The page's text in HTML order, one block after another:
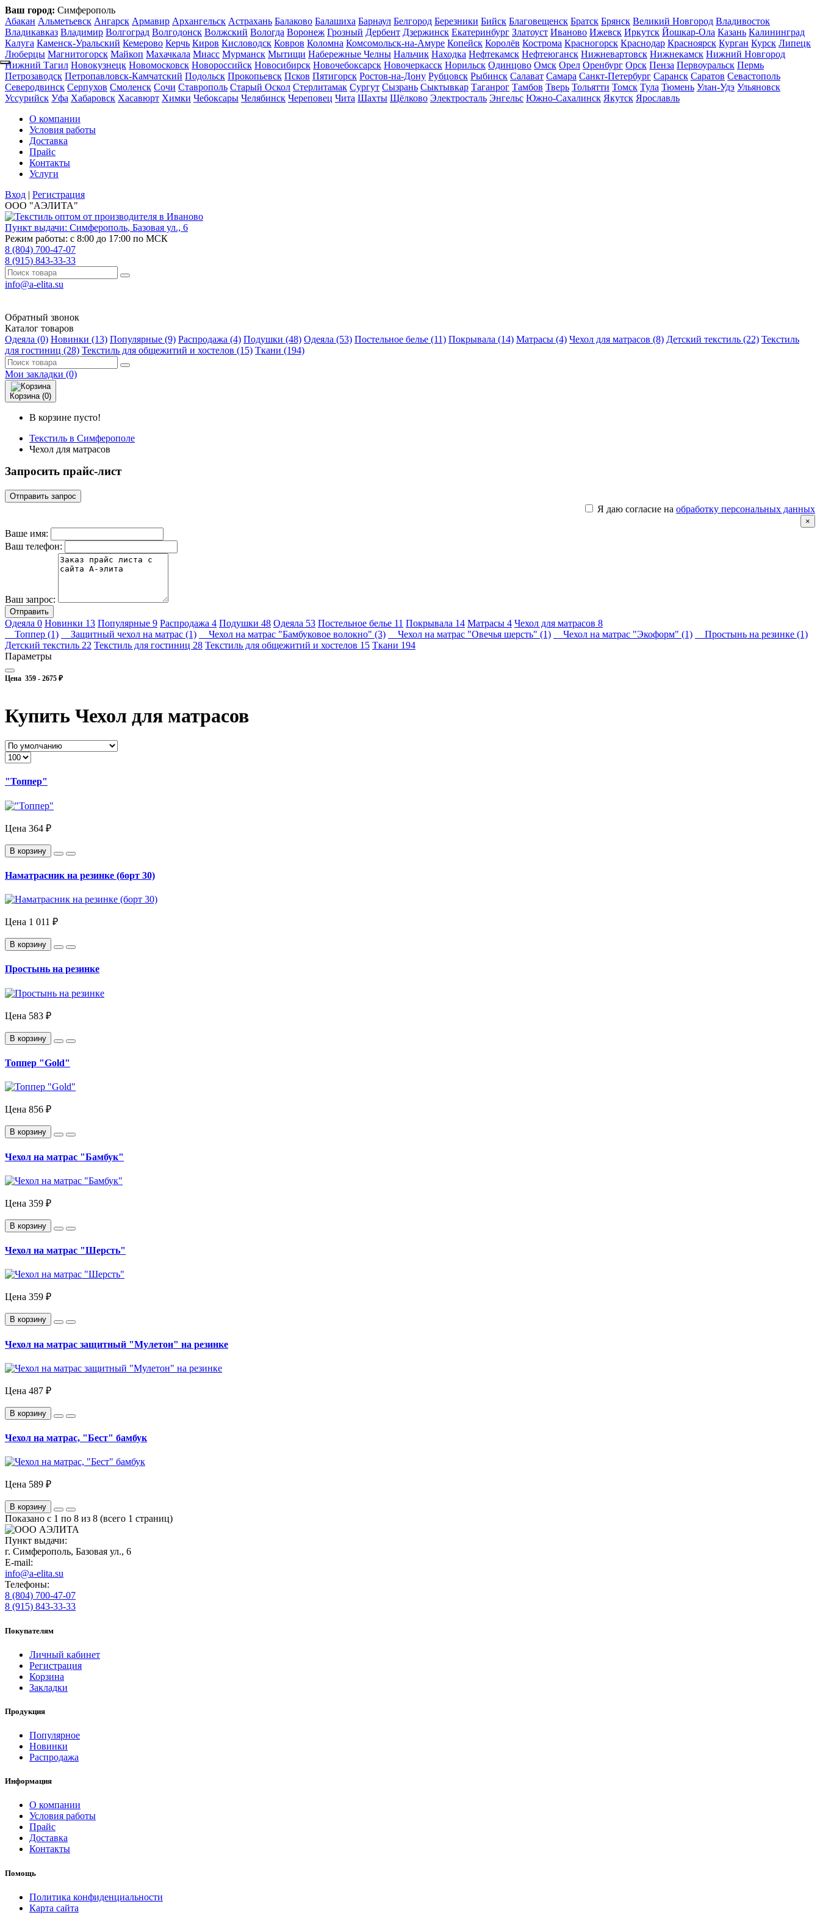
Ваш город: Симферополь
Абакан Альметьевск Ангарск Армавир Архангельск Астрахань Балаково Балашиха Барнаул Белгород Березники Бийск Благовещенск Братск Брянск Великий Новгород Владивосток
Владикавказ Владимир Волгоград Волгодонск Волжский Вологда Воронеж Грозный Дербент Дзержинск Екатеринбург Златоуст Иваново Ижевск Иркутск Йошкар-Ола Казань Калининград
Калуга Каменск-Уральский Кемерово Керчь Киров Кисловодск Ковров Коломна Комсомольск-на-Амуре Копейск Королёв Кострома Красногорск Краснодар Красноярск Курган Курск Липецк
Люберцы Магнитогорск Майкоп Махачкала Миасс Мурманск Мытищи Набережные Челны Нальчик Находка Нефтекамск Нефтеюганск Нижневартовск Нижнекамск Нижний Новгород
Нижний Тагил Новокузнецк Новомосковск Новороссийск Новосибирск Новочебоксарск Новочеркасск Норильск Одинцово Омск Орел Оренбург Орск Пенза Первоуральск Пермь
Петрозаводск Петропавловск-Камчатский Подольск Прокопьевск Псков Пятигорск Ростов-на-Дону Рубцовск Рыбинск Салават Самара Санкт-Петербург Саранск Саратов Севастополь
Северодвинск Серпухов Смоленск Сочи Ставрополь Старый Оскол Стерлитамак Сургут Сызрань Сыктывкар Таганрог Тамбов Тверь Тольятти Томск Тула Тюмень Улан-Удэ Ульяновск
Уссурийск Уфа Хабаровск Хасавюрт Химки Чебоксары Челябинск Череповец Чита Шахты Щёлково Электросталь Энгельс Южно-Сахалинск Якутск Ярославль
О компании
Условия работы
Доставка
Прайс
Контакты
Услуги
Вход | Регистрация
ООО "АЭЛИТА"
Пункт выдачи: Симферополь, Базовая ул., 6
Режим работы: с 8:00 до 17:00 по МСК
8 (804) 700-47-07
8 (915) 843-33-33
info@a-elita.su
Обратный звонок
Каталог товаров
Одеяла (0) Новинки (13) Популярные (9) Распродажа (4) Подушки (48) Одеяла (53) Постельное белье (11) Покрывала (14) Матрасы (4) Чехол для матрасов (8) Детский текстиль (22) Текстиль
для гостиниц (28) Текстиль для общежитий и хостелов (15) Ткани (194)
Мои закладки (0)
Корзина (0)
В корзине пусто!
Текстиль в Симферополе
Чехол для матрасов
Запросить прайс-лист
Отправить запрос
Я даю согласие на обработку персональных данных
×
Ваше имя:
Ваш телефон:
Ваш запрос:
Отправить
Одеяла 0 Новинки 13 Популярные 9 Распродажа 4 Подушки 48 Одеяла 53 Постельное белье 11 Покрывала 14 Матрасы 4 Чехол для матрасов 8
Топпер (1)
Защитный чехол на матрас (1) Чехол на матрас "Бамбуковое волокно" (3) Чехол на матрас "Овечья шерсть" (1) Чехол на матрас "Экоформ" (1)
Простынь на резинке (1)
Детский текстиль 22 Текстиль для гостиниц 28 Текстиль для общежитий и хостелов 15 Ткани 194
Параметры
Цена 359 - 2675 ₽
Купить Чехол для матрасов
"Топпер"
Цена 364 ₽
В корзину
Наматрасник на резинке (борт 30)
Цена 1 011 ₽
В корзину
Простынь на резинке
Цена 583 ₽
В корзину
Топпер "Gold"
Цена 856 ₽
В корзину
Чехол на матрас "Бамбук"
Цена 359 ₽
В корзину
Чехол на матрас "Шерсть"
Цена 359 ₽
В корзину
Чехол на матрас защитный "Мулетон" на резинке
Цена 487 ₽
В корзину
Чехол на матрас, "Бест" бамбук
Цена 589 ₽
В корзину
Показано с 1 по 8 из 8 (всего 1 страниц)
Пункт выдачи:
г. Симферополь, Базовая ул., 6
E-mail:
info@a-elita.su
Телефоны:
8 (804) 700-47-07
8 (915) 843-33-33
Покупателям
Личный кабинет
Регистрация
Корзина
Закладки
Продукция
Популярное
Новинки
Распродажа
Информация
О компании
Условия работы
Прайс
Доставка
Контакты
Помощь
Политика конфиденциальности
Карта сайта